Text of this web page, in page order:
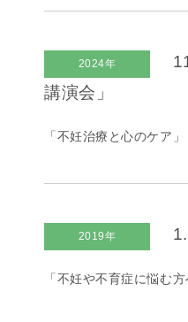
2024年
講演会」
「不妊治療と心のケア
2019年
「不妊や不育症に悩む